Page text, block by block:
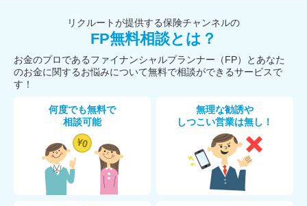
リクルートが提供する保険チャンネルの
FP無料相談とは？
お金のプロであるファイナンシャルプランナー（FP）とあなた
のお金に関するお悩みについて無料で相談ができるサービスで
す！
何度でも無料で
相談可能
無理な勧誘や
しつこい営業は無し！